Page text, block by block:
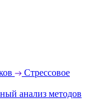
Стрессовое
анализ методов